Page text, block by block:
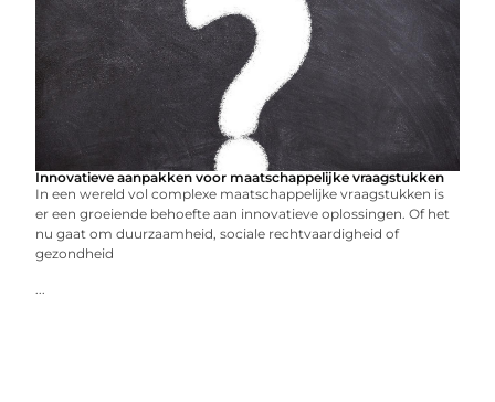
Innovatieve aanpakken voor maatschappelijke vraagstukken
In een wereld vol complexe maatschappelijke vraagstukken is
er een groeiende behoefte aan innovatieve oplossingen. Of het
nu gaat om duurzaamheid, sociale rechtvaardigheid of
gezondheid
...